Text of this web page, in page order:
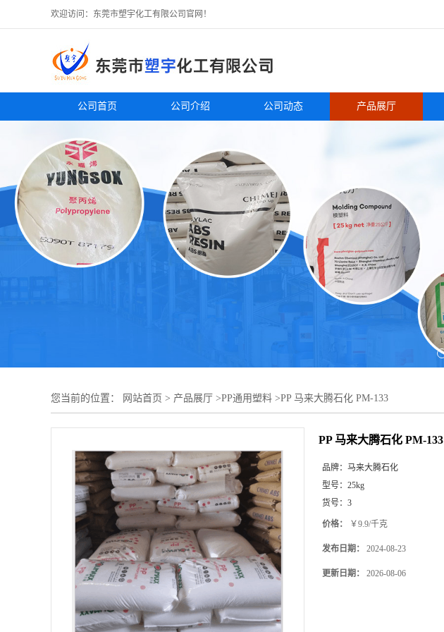
欢迎访问：东莞市塑宇化工有限公司官网！
公司首页 公司介绍 公司动态 产品展厅
您当前的位置： 网站首页 > 产品展厅 >PP通用塑料 >PP 马来大腾石化 PM-133
PP 马来大腾石化 PM-133
品牌： 马来大腾石化
型号： 25kg
货号： 3
价格： ￥9.9/千克
发布日期： 2024-08-23
更新日期： 2026-08-06